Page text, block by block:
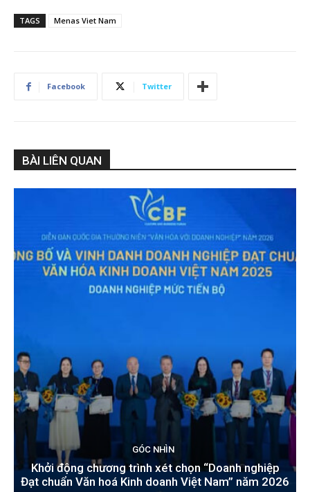
TAGS Menas Viet Nam
Facebook Twitter
BÀI LIÊN QUAN
GÓC NHÌN
Khởi động chương trình xét chọn “Doanh nghiệp
Đạt chuẩn Văn hoá Kinh doanh Việt Nam” năm 2026